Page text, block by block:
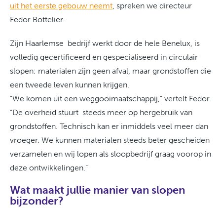
uit het eerste gebouw neemt , spreken we directeur
Fedor Bottelier.
Zijn Haarlemse bedrijf werkt door de hele Benelux, is
volledig gecertificeerd en gespecialiseerd in circulair
slopen: materialen zijn geen afval, maar grondstoffen die
een tweede leven kunnen krijgen.
“We komen uit een weggooimaatschappij,” vertelt Fedor.
“De overheid stuurt steeds meer op hergebruik van
grondstoffen. Technisch kan er inmiddels veel meer dan
vroeger. We kunnen materialen steeds beter gescheiden
verzamelen en wij lopen als sloopbedrijf graag voorop in
deze ontwikkelingen.”
Wat maakt jullie manier van slopen
bijzonder?